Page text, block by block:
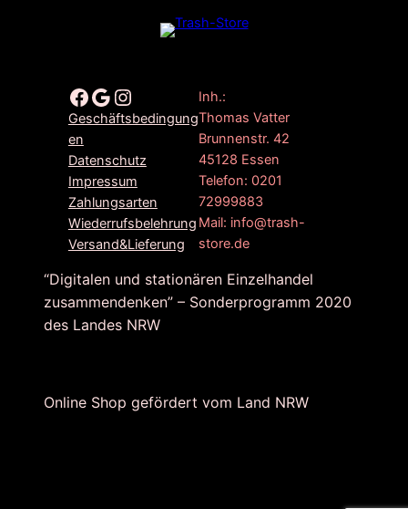
Facebook Google Instagram
Geschäftsbedingung
en
Datenschutz
Impressum
Zahlungsarten
Wiederrufsbelehrung
Versand&Lieferung
Inh.:
Thomas Vatter
Brunnenstr. 42
45128 Essen
Telefon: 0201
72999883
Mail: info@trash-
store.de
“Digitalen und stationären Einzelhandel
zusammendenken” – Sonderprogramm 2020
des Landes NRW
Online Shop gefördert vom Land NRW